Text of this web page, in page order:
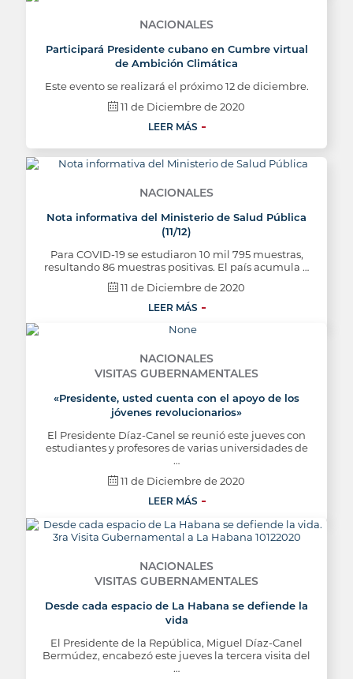
NACIONALES
Participará Presidente cubano en Cumbre virtual
de Ambición Climática
Este evento se realizará el próximo 12 de diciembre.
11 de Diciembre de 2020
LEER MÁS
NACIONALES
Nota informativa del Ministerio de Salud Pública
(11/12)
Para COVID-19 se estudiaron 10 mil 795 muestras,
resultando 86 muestras positivas. El país acumula …
11 de Diciembre de 2020
LEER MÁS
NACIONALES
VISITAS GUBERNAMENTALES
«Presidente, usted cuenta con el apoyo de los
jóvenes revolucionarios»
El Presidente Díaz-Canel se reunió este jueves con
estudiantes y profesores de varias universidades de
…
11 de Diciembre de 2020
LEER MÁS
NACIONALES
VISITAS GUBERNAMENTALES
Desde cada espacio de La Habana se defiende la
vida
El Presidente de la República, Miguel Díaz-Canel
Bermúdez, encabezó este jueves la tercera visita del
…